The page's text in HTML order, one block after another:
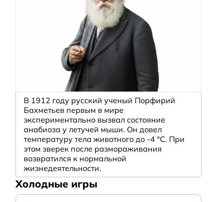
В 1912 году русский ученый Порфирий
Бахметьев первым в мире
экспериментально вызвал состояние
анабиоза у летучей мыши. Он довел
температуру тела животного до -4 °C. При
этом зверек после размораживания
возвратился к нормальной
жизнедеятельности.
Холодные игры